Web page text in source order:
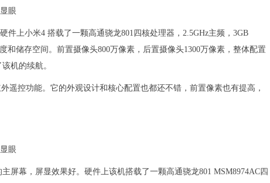
件上小米4 搭载了一颗高通骁龙801四核处理器，2.5GHz主频，3GB
和储存空间。前置摄像头800万像素，后置摄像头1300万像素，整体配置
机的续航。
遥控功能。它的外观设计和核心配置也都还不错，前置像素也有提高，
屏幕，屏显效果好。硬件上该机搭载了一颗高通骁龙801 MSM8974AC四